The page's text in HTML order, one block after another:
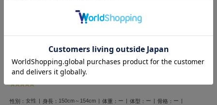
オン
しっかりしてる
投稿者 栗 投稿日 2025年11月23日
サイズ：F | 色：BRW
性別： 女性 身長： 150cm～154cm 体重： ー 体型： ー 骨格： ー